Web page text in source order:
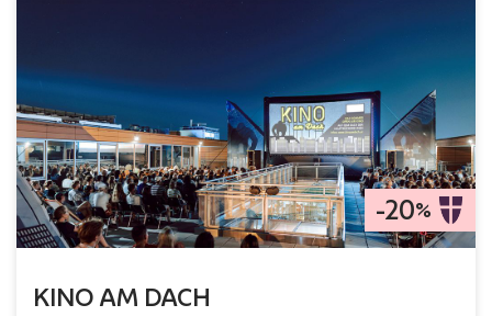
KINO AM DACH
-20%